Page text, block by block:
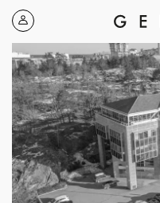
Genova
Property
Group